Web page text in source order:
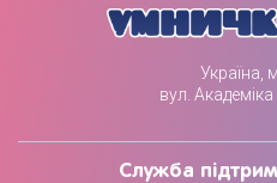
Україна,
вул.
Служба